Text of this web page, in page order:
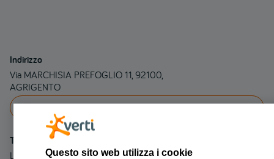
Indirizzo
Via MARCHISIA PREFOGLIO 11, 92100,
AGRIGENTO
INDICAZIONI
Telefono
Linea fissa 0922602013
Questo sito web utilizza i cookie